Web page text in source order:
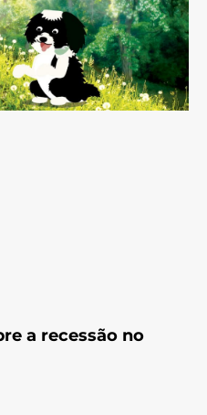
a recessão no